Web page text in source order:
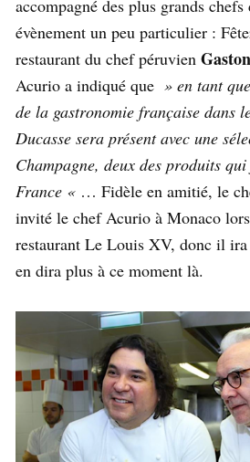
accompagné des plus grands
évènement un peu particulier :
restaurant du chef péruvien
Acurio a indiqué que » en tant
de la gastronomie française dans
Ducasse sera présent avec une
Champagne, deux des produits
France « … Fidèle en amitié, le
invité le chef Acurio à Monaco
restaurant Le Louis XV, donc il ira
en dira plus à ce moment là.